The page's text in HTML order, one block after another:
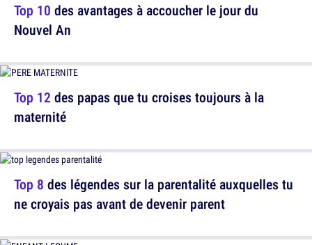
Top 10 des avantages à accoucher le jour du
Nouvel An
Top 8 des légendes sur la parentalité auxquelles tu
ne croyais pas avant de devenir parent
Top 12 des papas que tu croises toujours à la
maternité